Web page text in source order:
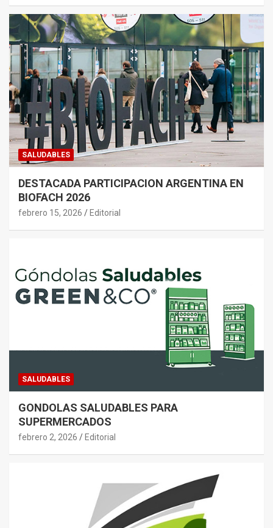
SALUDABLES
DESTACADA PARTICIPACION ARGENTINA EN
BIOFACH 2026
febrero 15, 2026 Editorial
SALUDABLES
GONDOLAS SALUDABLES PARA
SUPERMERCADOS
febrero 2, 2026 Editorial